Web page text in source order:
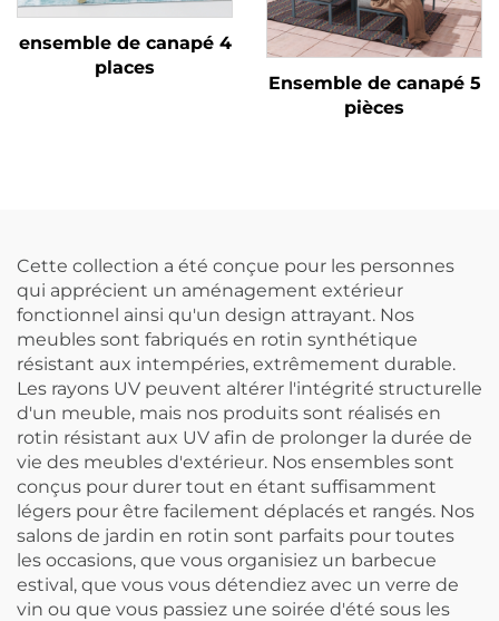
ensemble de canapé 4
places
Ensemble de canapé 5
pièces
Cette collection a été conçue pour les personnes
qui apprécient un aménagement extérieur
fonctionnel ainsi qu'un design attrayant. Nos
meubles sont fabriqués en rotin synthétique
résistant aux intempéries, extrêmement durable.
Les rayons UV peuvent altérer l'intégrité structurelle
d'un meuble, mais nos produits sont réalisés en
rotin résistant aux UV afin de prolonger la durée de
vie des meubles d'extérieur. Nos ensembles sont
conçus pour durer tout en étant suffisamment
légers pour être facilement déplacés et rangés. Nos
salons de jardin en rotin sont parfaits pour toutes
les occasions, que vous organisiez un barbecue
estival, que vous vous détendiez avec un verre de
vin ou que vous passiez une soirée d'été sous les